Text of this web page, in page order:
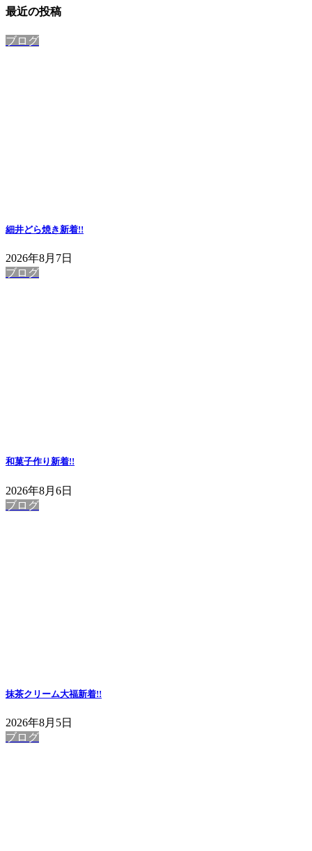
最近の投稿
ブログ
細井どら焼き新着!!
2026年8月7日
ブログ
和菓子作り新着!!
2026年8月6日
ブログ
抹茶クリーム大福新着!!
2026年8月5日
ブログ